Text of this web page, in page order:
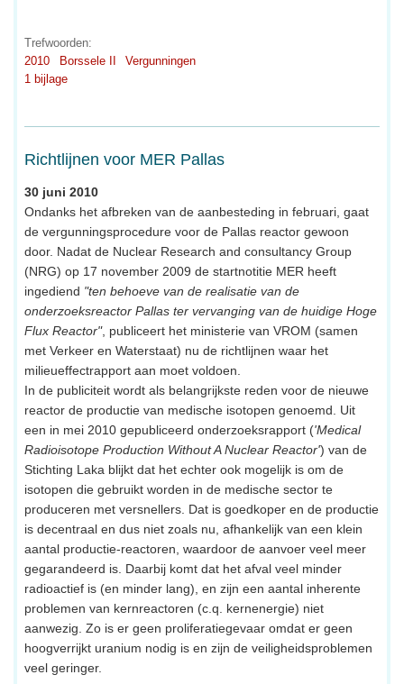
Trefwoorden:
2010
Borssele II
Vergunningen
1 bijlage
Richtlijnen voor MER Pallas
30 juni 2010
Ondanks het afbreken van de aanbesteding in februari, gaat
de vergunningsprocedure voor de Pallas reactor gewoon
door. Nadat de Nuclear Research and consultancy Group
(NRG) op 17 november 2009 de startnotitie MER heeft
ingediend "ten behoeve van de realisatie van de
onderzoeksreactor Pallas ter vervanging van de huidige Hoge
Flux Reactor", publiceert het ministerie van VROM (samen
met Verkeer en Waterstaat) nu de richtlijnen waar het
milieueffectrapport aan moet voldoen.
In de publiciteit wordt als belangrijkste reden voor de nieuwe
reactor de productie van medische isotopen genoemd. Uit
een in mei 2010 gepubliceerd onderzoeksrapport ('Medical
Radioisotope Production Without A Nuclear Reactor') van de
Stichting Laka blijkt dat het echter ook mogelijk is om de
isotopen die gebruikt worden in de medische sector te
produceren met versnellers. Dat is goedkoper en de productie
is decentraal en dus niet zoals nu, afhankelijk van een klein
aantal productie-reactoren, waardoor de aanvoer veel meer
gegarandeerd is. Daarbij komt dat het afval veel minder
radioactief is (en minder lang), en zijn een aantal inherente
problemen van kernreactoren (c.q. kernenergie) niet
aanwezig. Zo is er geen proliferatiegevaar omdat er geen
hoogverrijkt uranium nodig is en zijn de veiligheidsproblemen
veel geringer.